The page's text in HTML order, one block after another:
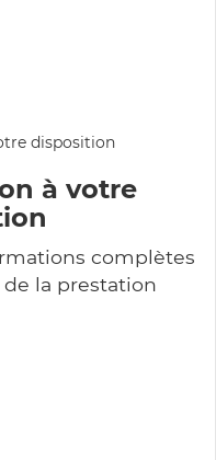
à votre
complètes
la prestation